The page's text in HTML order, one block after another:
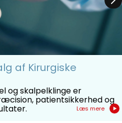
af Kirurgiske
og skalpelklinge er
patientsikkerhed og
Læs mere